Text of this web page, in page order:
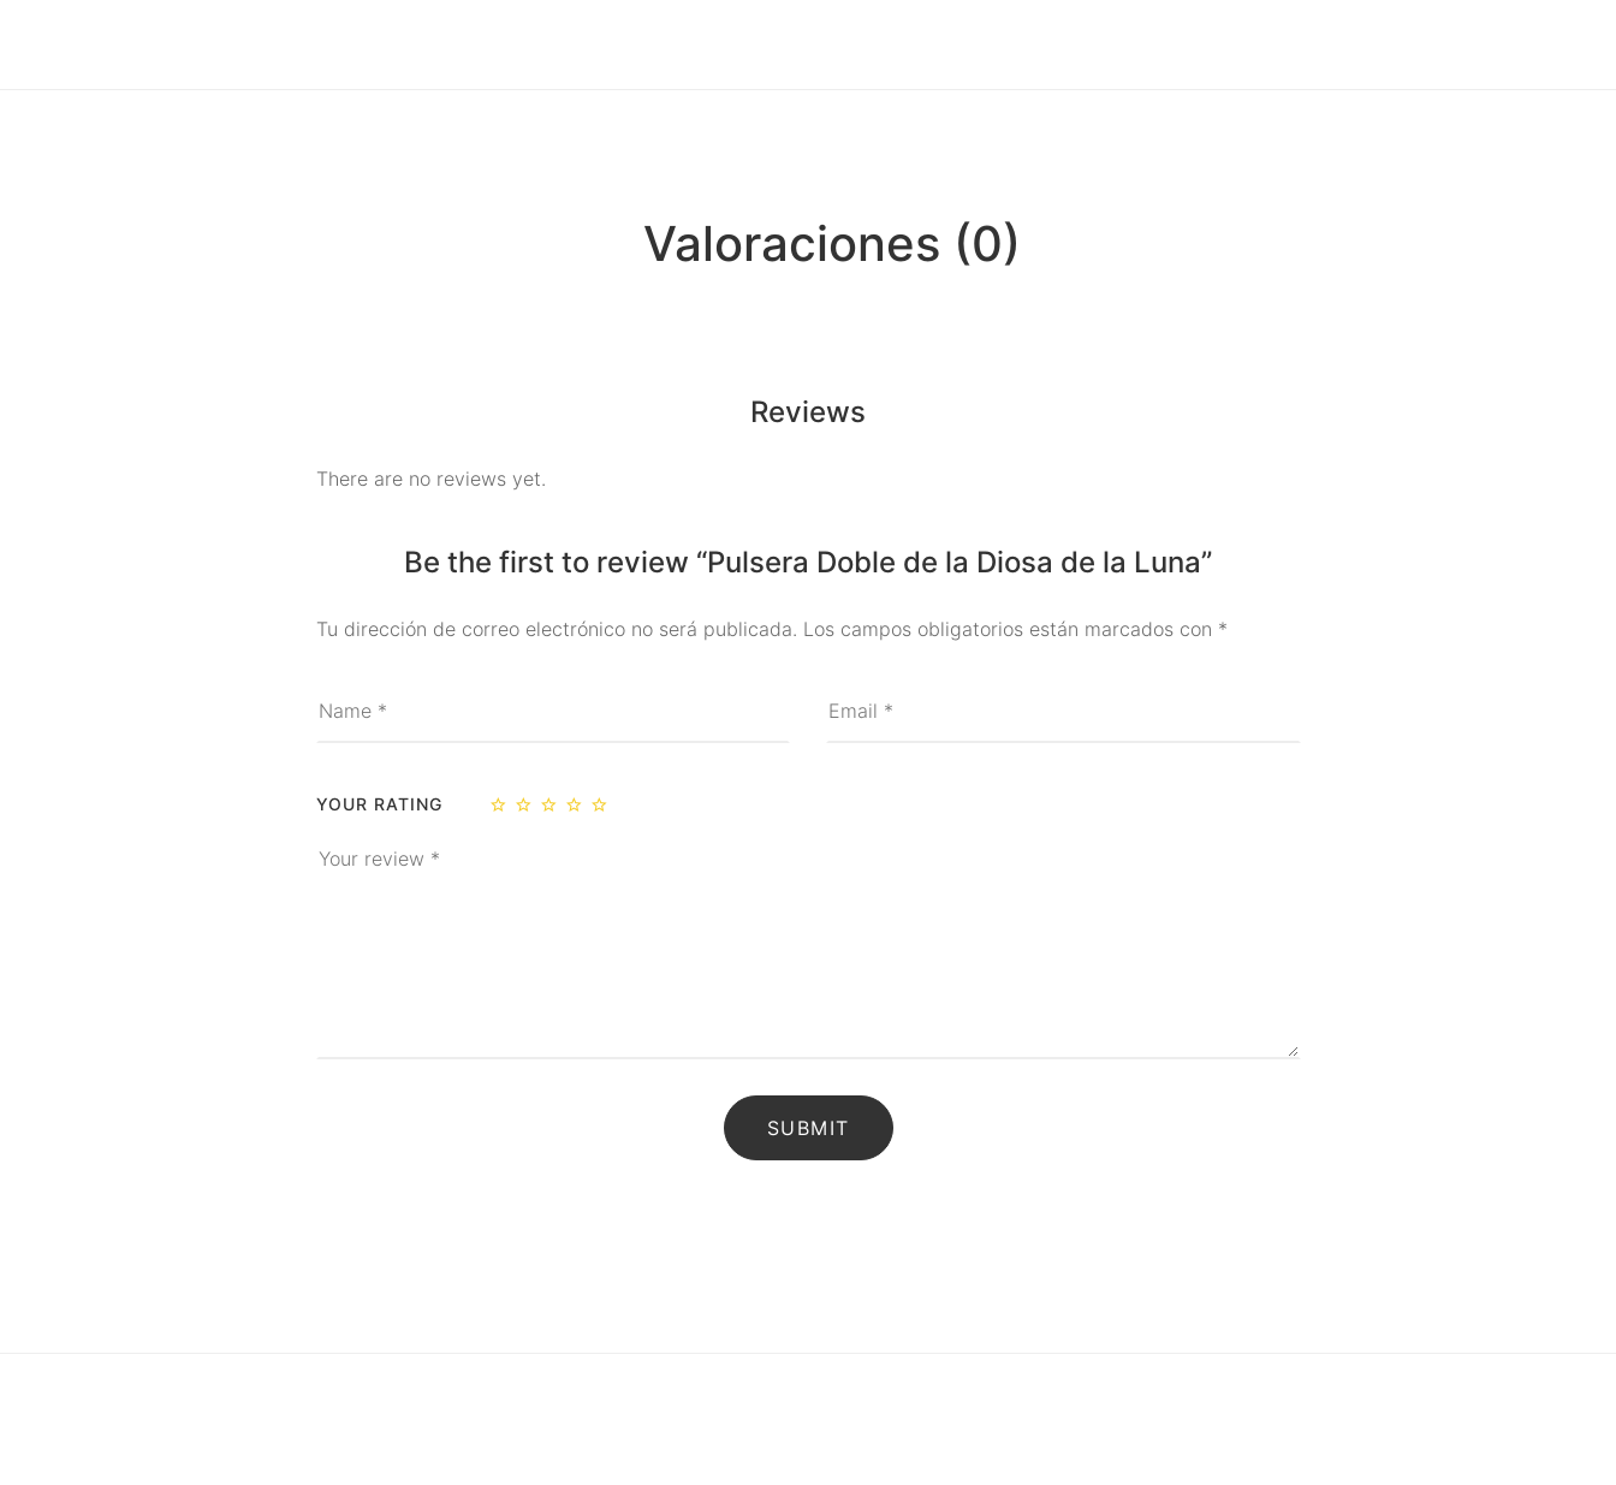
Valoraciones (0)
Reviews
There are no reviews yet.
Be the first to review “Pulsera Doble de la Diosa de la Luna”
Tu dirección de correo electrónico no será publicada. Los campos obligatorios están marcados con *
YOUR RATING